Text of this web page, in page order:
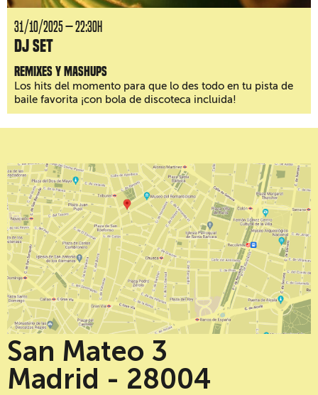
31/10/2025 — 22:30H
DJ Set
Remixes y mashups
Los hits del momento para que lo des todo en tu pista de
baile favorita ¡con bola de discoteca incluida!
San Mateo 3
Madrid - 28004